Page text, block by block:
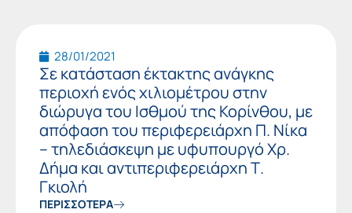
28/01/2021
Σε κατάσταση έκτακτης ανάγκης
περιοχή ενός χιλιομέτρου στην
διώρυγα του Ισθμού της Κορίνθου, με
απόφαση του περιφερειάρχη Π. Νίκα
– τηλεδιάσκεψη με υφυπουργό Χρ.
Δήμα και αντιπεριφερειάρχη Τ.
Γκιολή
ΠΕΡΙΣΣΟΤΕΡΑ